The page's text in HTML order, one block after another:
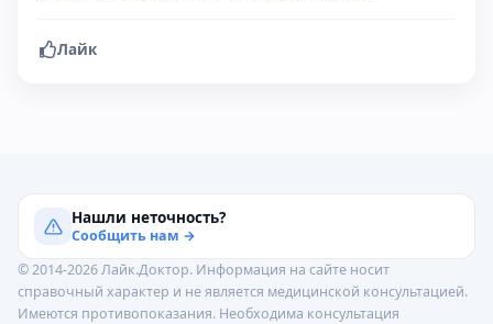
Лайк
Нашли неточность?
Сообщить нам →
© 2014-2026 Лайк.Доктор. Информация на сайте носит
справочный характер и не является медицинской консультацией.
Имеются противопоказания. Необходима консультация